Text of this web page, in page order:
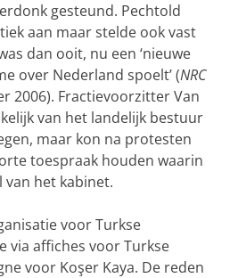
gesteund. Pechtold
aan maar stelde ook vast
dan ooit, nu een ‘nieuwe
over Nederland spoelt’ (NRC
2006). Fractievoorzitter Van
van het landelijk bestuur
maar kon na protes­ten
toespraak houden waarin
van het kabinet.
voor Turkse
via affiches voor Turkse
voor Koşer Kaya. De reden